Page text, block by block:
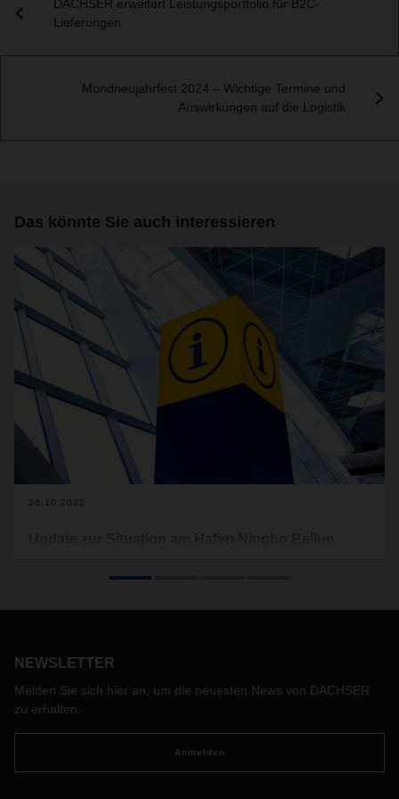
DACHSER erweitert Leistungsportfolio für B2C-
Lieferungen
Mondneujahrfest 2024 – Wichtige Termine und
Auswirkungen auf die Logistik
Das könnte Sie auch interessieren
26.10.2022
Beilun seit dem 24. Oktober 2022 allmählich gelockert.
Bestimmte Bereiche im Bezirk wurden geöffnet und
dienen als "grüner Kanal", über welchen FCL- und LCL-
Immer mehr Fahrer von LKW erhalten einen "grünen
NEWSLETTER
Melden Sie sich hier an, um die neuesten News von DACHSER
zu erhalten.
Anmelden